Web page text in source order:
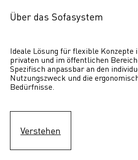
Über das Sofasystem
Ideale Lösung für flexible Konzepte
privaten und im öffentlichen
Spezifisch anpassbar an den
Nutzungszweck und die
Bedürfnisse.
Verstehen